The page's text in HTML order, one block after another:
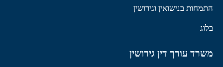
התמחות בנישואין וגירושין
בלוג
משרד עורך דין גירושין